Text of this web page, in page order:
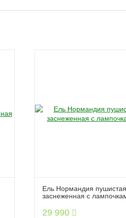
Ель Нормандия пушистая
заснеженная с
29 990